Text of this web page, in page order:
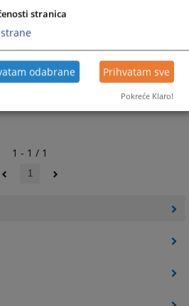
1 - 1 / 1
1
stranica
odabrane Prihvatam sve
Pokreće Klaro!